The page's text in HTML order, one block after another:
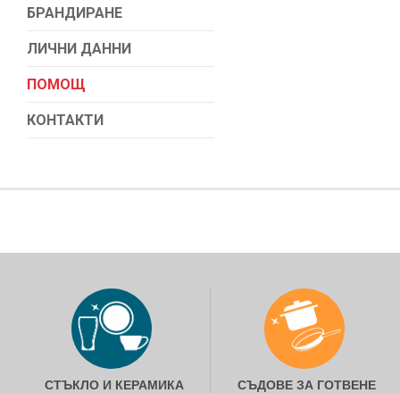
БРАНДИРАНЕ
ЛИЧНИ ДАННИ
ПОМОЩ
КОНТАКТИ
СТЪКЛО И КЕРАМИКА СЪДОВЕ ЗА ГОТВЕНЕ